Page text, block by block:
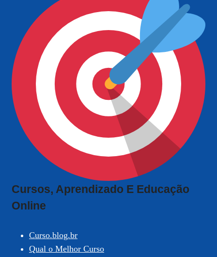
Cursos, Aprendizado E Educação
Online
Curso.blog.br
Qual o Melhor Curso